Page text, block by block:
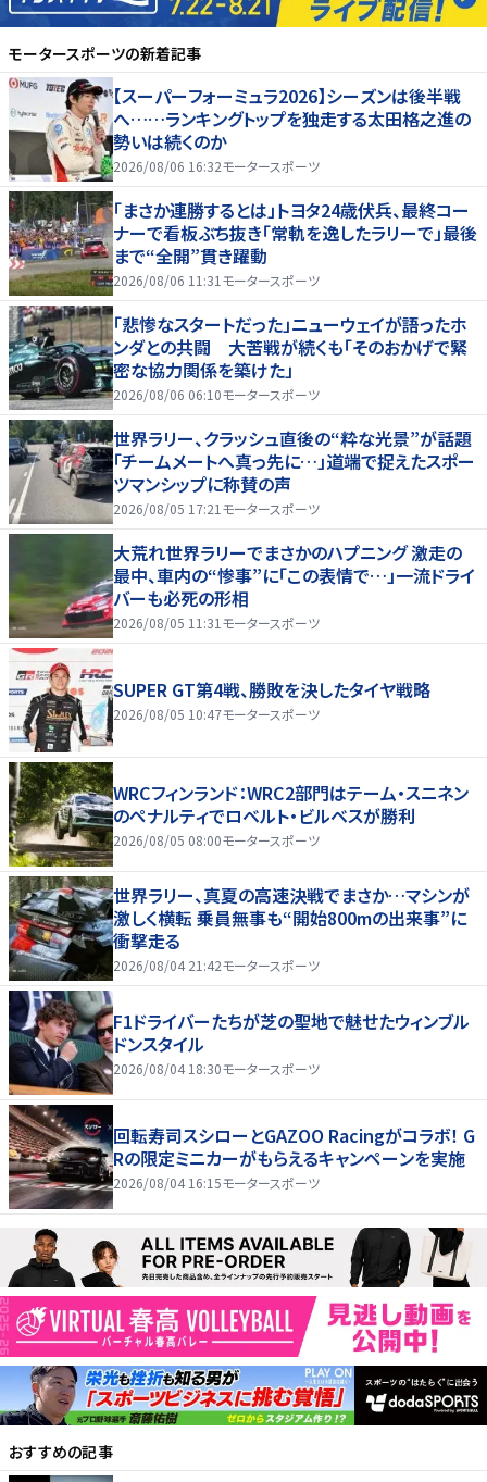
モータースポーツの新着記事
【スーパーフォーミュラ2026】シーズンは後半戦
へ……ランキングトップを独走する太田格之進の
勢いは続くのか
2026/08/06 16:32モータースポーツ
「まさか連勝するとは」トヨタ24歳伏兵、最終コー
ナーで看板ぶち抜き「常軌を逸したラリーで」最後
まで“全開”貫き躍動
2026/08/06 11:31 モータースポーツ
「悲惨なスタートだった」ニューウェイが語ったホ
ンダとの共闘 大苦戦が続くも「そのおかげで緊
密な協力関係を築けた」
2026/08/06 06:10モータースポーツ
世界ラリー、クラッシュ直後の“粋な光景”が話題
「チームメートへ真っ先に…」道端で捉えたスポー
ツマンシップに称賛の声
2026/08/05 17:21 モータースポーツ
大荒れ世界ラリーでまさかのハプニング 激走の
最中、車内の“惨事”に「この表情で…」一流ドライ
バーも必死の形相
2026/08/05 11:31 モータースポーツ
SUPER GT第4戦、勝敗を決したタイヤ戦略
2026/08/05 10:47モータースポーツ
WRCフィンランド：WRC2部門はテーム・スニネン
のペナルティでロベルト・ビルベスが勝利
2026/08/05 08:00モータースポーツ
世界ラリー、真夏の高速決戦でまさか…マシンが
激しく横転 乗員無事も“開始800mの出来事”に
衝撃走る
2026/08/04 21:42モータースポーツ
F1ドライバーたちが芝の聖地で魅せたウィンブル
ドンスタイル
2026/08/04 18:30モータースポーツ
回転寿司スシローとGAZOO Racingがコラボ！ G
Rの限定ミニカーがもらえるキャンペーンを実施
2026/08/04 16:15モータースポーツ
おすすめの記事